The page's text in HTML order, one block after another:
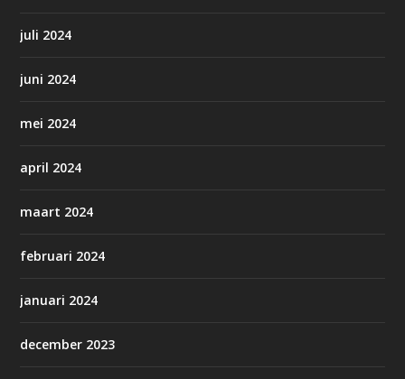
juli 2024
juni 2024
mei 2024
april 2024
maart 2024
februari 2024
januari 2024
december 2023